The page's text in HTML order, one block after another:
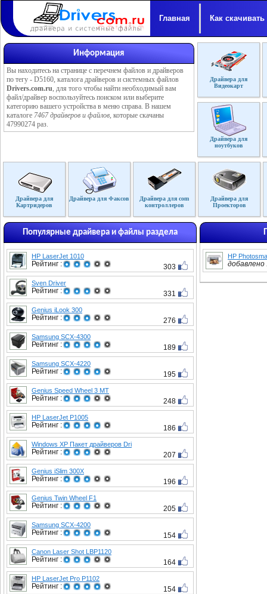
Главная Как скачивать
Информация
Вы находитесь на странице с перечнем файлов и драйверов
по тегу - D5160, каталога драйверов и системных файлов
Drivers.com.ru, для того чтобы найти необходимый вам
файл/драйвер воспользуйтесь поиском или выберите
категорию вашего устройства в меню справа. В нашем
каталоге 7467 драйверов и файлов, которые скачаны
47990274 раз.
Драйвера для
Видеокарт
Драйвера для
ноутбуков
Драйвера для
Картридеров
Драйвера для Факсов
Драйвера для com
контроллеров
Драйвера для
Проекторов
Популярные драйвера и файлы раздела
HP LaserJet 1010
Рейтинг : 303
Sven Driver
Рейтинг : 331
Genius iLook 300
Рейтинг : 276
Samsung SCX-4300
Рейтинг : 189
Samsung SCX-4220
Рейтинг : 195
Genius Speed Wheel 3 MT
Рейтинг : 248
HP LaserJet P1005
Рейтинг : 186
Windows XP Пакет драйверов Dri
Рейтинг : 207
Genius iSlim 300X
Рейтинг : 196
Genius Twin Wheel F1
Рейтинг : 205
Samsung SCX-4200
Рейтинг : 154
Canon Laser Shot LBP1120
Рейтинг : 164
HP LaserJet Pro P1102
Рейтинг : 154
HP
добавлено